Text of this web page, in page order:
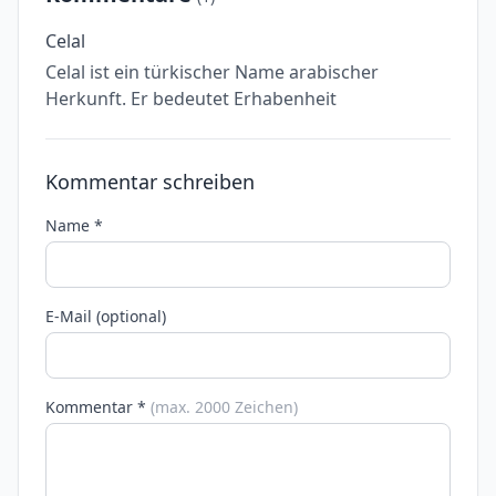
Celal
Celal ist ein türkischer Name arabischer
Herkunft. Er bedeutet Erhabenheit
Kommentar schreiben
Name *
E-Mail (optional)
Kommentar * (max. 2000 Zeichen)